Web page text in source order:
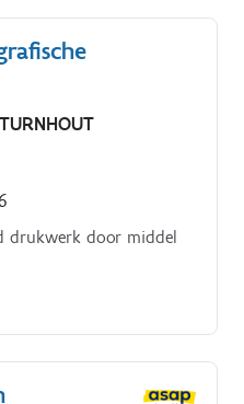
TURNHOUT
drukwerk door middel